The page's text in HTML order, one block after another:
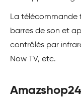
La télécommande
barres de son et
contrôlés par
Now TV, etc.